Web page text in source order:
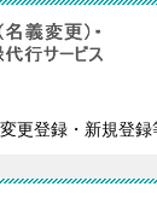
更登録・新規登録